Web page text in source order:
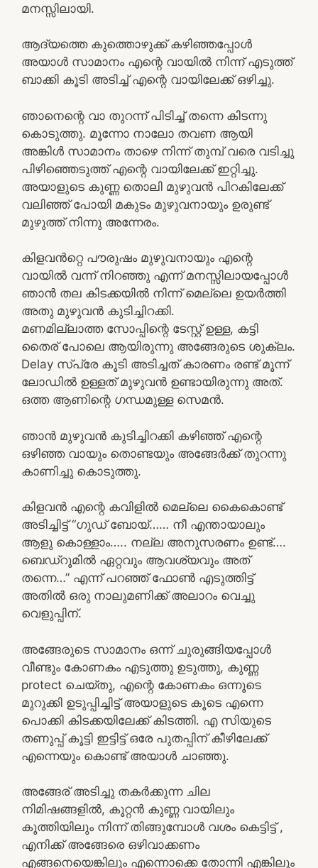
മനസ്സിലായി.
ആദ്യത്തെ കുത്തൊഴുക്ക് കഴിഞ്ഞപ്പോൾ
അയാൾ സാമാനം എന്റെ വായിൽ നിന്ന് എടുത്ത്
ബാക്കി കൂടി അടിച്ച് എന്റെ വായിലേക്ക് ഒഴിച്ചു.
ഞാനെന്റെ വാ തുറന്ന് പിടിച്ച് തന്നെ കിടന്നു
കൊടുത്തു. മൂന്നോ നാലോ തവണ ആയി
അങ്കിൾ സാമാനം താഴെ നിന്ന് തുമ്പ് വരെ വടിച്ചു
പിഴിഞ്ഞെടുത്ത് എന്റെ വായിലേക്ക് ഇറ്റിച്ചു.
അയാളുടെ കുണ്ണ തൊലി മുഴുവൻ പിറകിലേക്ക്
വലിഞ്ഞ് പോയി മകുടം മുഴുവനായും ഉരുണ്ട്
മുഴുത്ത് നിന്നു അന്നേരം.
കിളവൻറ്റെ പൗരുഷം മുഴുവനായും എന്റെ
വായിൽ വന്ന് നിറഞ്ഞു എന്ന് മനസ്സിലായപ്പോൾ
ഞാൻ തല കിടക്കയിൽ നിന്ന് മെല്ലെ ഉയർത്തി
അതു മുഴുവൻ കുടിച്ചിറക്കി.
മണമില്ലാത്ത സോപ്പിന്റെ ടേസ്റ്റ് ഉള്ള, കട്ടി
തൈര് പോലെ ആയിരുന്നു അങ്ങേരുടെ ശുക്ലം.
Delay സ്പ്രേ കൂടി അടിച്ചത് കാരണം രണ്ട് മൂന്ന്
ലോഡിൽ ഉള്ളത് മുഴുവൻ ഉണ്ടായിരുന്നു അത്.
ഒത്ത ആണിന്റെ ഗന്ധമുള്ള സെമൻ.
ഞാൻ മുഴുവൻ കുടിച്ചിറക്കി കഴിഞ്ഞ് എന്റെ
ഒഴിഞ്ഞ വായും തൊണ്ടയും അങ്ങേർക്ക് തുറന്നു
കാണിച്ചു കൊടുത്തു.
കിളവൻ എന്റെ കവിളിൽ മെല്ലെ കൈകൊണ്ട്
അടിച്ചിട്ട് “ഗുഡ് ബോയ്…… നീ എന്തായാലും
ആളു കൊള്ളാം….. നല്ല അനുസരണം ഉണ്ട്….
ബെഡ്‌റൂമിൽ ഏറ്റവും ആവശ്യവും അത്
തന്നെ…” എന്ന് പറഞ്ഞ് ഫോൺ എടുത്തിട്ട്
അതിൽ ഒരു നാലുമണിക്ക് അലാറം വെച്ചു
വെളുപ്പിന്.
അങ്ങേരുടെ സാമാനം ഒന്ന് ചുരുങ്ങിയപ്പോൾ
വീണ്ടും കോണകം എടുത്തു ഉടുത്തു, കുണ്ണ
protect ചെയ്തു, എന്റെ കോണകം ഒന്നൂടെ
മുറുക്കി ഉടുപ്പിച്ചിട്ട് അയാളുടെ കൂടെ എന്നെ
പൊക്കി കിടക്കയിലേക്ക് കിടത്തി. എ സിയുടെ
തണുപ്പ് കൂട്ടി ഇട്ടിട്ട് ഒരേ പുതപ്പിന് കീഴിലേക്ക്
എന്നെയും കൊണ്ട് അയാൾ ചാഞ്ഞു.
അങ്ങേര് അടിച്ചു തകർക്കുന്ന ചില
നിമിഷങ്ങളിൽ, കൂറ്റൻ കുണ്ണ വായിലും
കൂത്തിയിലും നിന്ന് തിങ്ങുമ്പോൾ വശം കെട്ടിട്ട് ,
എനിക്ക് അങ്ങേരെ ഒഴിവാക്കണം
എങ്ങനെയെങ്കിലും എന്നൊക്കെ തോന്നി എങ്കിലും